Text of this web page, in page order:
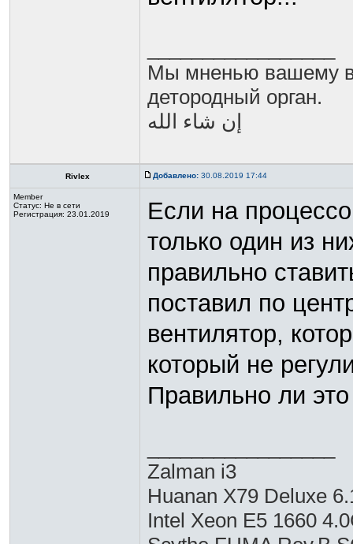
Мы мненью вашему
детородный орган.
Rivlex Добавлено: 30.08.2019 17:44
Member
Статус: Не в сети
Регистрация: 23.01.2019
Если на
только один из
правильно
поставил по
вентилятор,
который не
Правильно ли
Zalman i3
Huanan X79 Deluxe
Intel Xeon E5 1660